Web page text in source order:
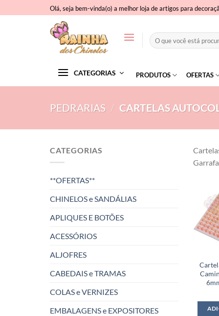
to
Olá, seja bem-vinda(o) a melhor loja de artigos para
Pesquisar
por:
CATEGORIAS PRODUTOS OFERTAS
PEDRARIAS / CARTELAS
CATEGORIAS
**OFERTAS**
CHINELOS e SANDÁLIAS
APLIQUES E BOTÕES
ACESSÓRIOS
ALJOFRES
CABEDAIS e TRAMAS
COLAS e VERNIZES
EMBALAGENS e EXPOSITORES